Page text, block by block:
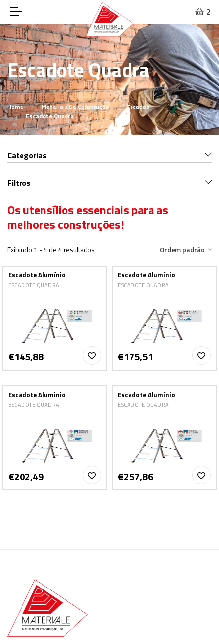
2
Escadote Quadra
Home Materiais De Construção
Escadas
Escadote Quadra
Categorias
Filtros
Os utensílios essenciais para as
melhores construções!
Exibindo 1 - 4 de 4 resultados Ordem padrão
Escadote Alumínio
ESCADOTE QUADRA
€145,88
Escadote Alumínio
ESCADOTE QUADRA
€175,51
Escadote Aluminio
ESCADOTE QUADRA
€202,49
Escadote Alumínio
ESCADOTE QUADRA
€257,86